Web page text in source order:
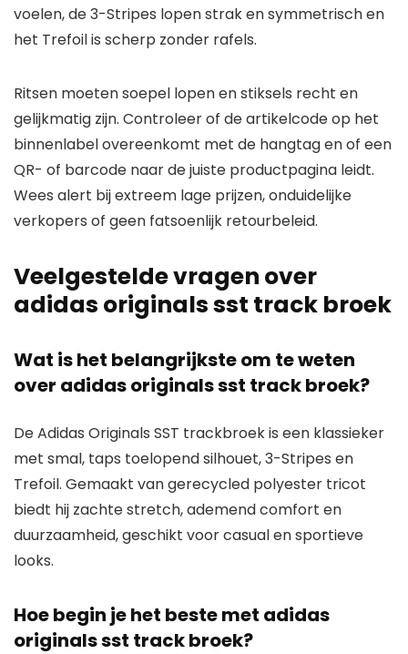
voelen, de 3-Stripes lopen strak en symmetrisch en
het Trefoil is scherp zonder rafels.
Ritsen moeten soepel lopen en stiksels recht en
gelijkmatig zijn. Controleer of de artikelcode op het
binnenlabel overeenkomt met de hangtag en of een
QR- of barcode naar de juiste productpagina leidt.
Wees alert bij extreem lage prijzen, onduidelijke
verkopers of geen fatsoenlijk retourbeleid.
Veelgestelde vragen over
adidas originals sst track broek
Wat is het belangrijkste om te weten
over adidas originals sst track broek?
De Adidas Originals SST trackbroek is een klassieker
met smal, taps toelopend silhouet, 3-Stripes en
Trefoil. Gemaakt van gerecycled polyester tricot
biedt hij zachte stretch, ademend comfort en
duurzaamheid, geschikt voor casual en sportieve
looks.
Hoe begin je het beste met adidas
originals sst track broek?